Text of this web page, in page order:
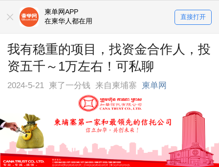
柬单网APP
在柬华人都在用
直接打开
我有稳重的项目，找资金合作人，投
资五千～1万左右！可私聊
2024-5-21 柬了一分钱 来自柬埔寨 柬单网